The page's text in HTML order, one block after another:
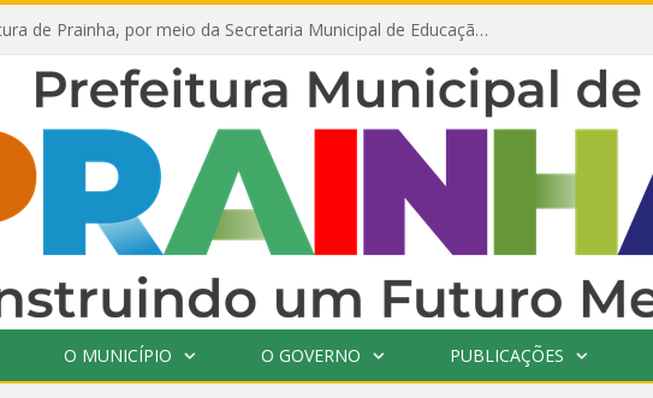
Prefeitura de Prainha, por meio da Secretaria Municipal de Educação, abre 354 vagas na área da Educação para 2025 com processo seletivo simplificado
O MUNICÍPIO O GOVERNO PUBLICAÇÕES